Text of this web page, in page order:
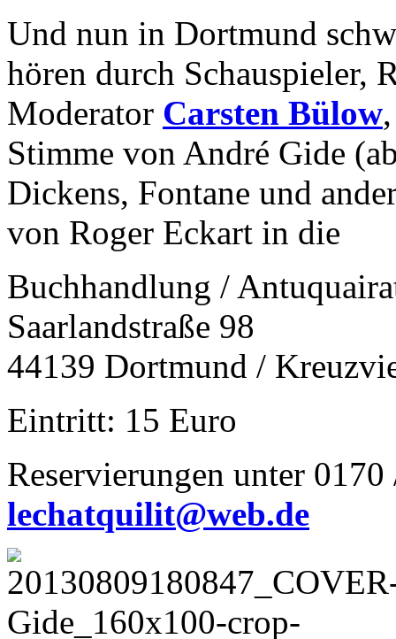
Und nun in Dortmund
hören durch Schauspieler,
Moderator Carsten Bülow
Stimme von André Gide
Dickens, Fontane und
von Roger Eckart in die
Buchhandlung /
Saarlandstraße 98
44139 Dortmund /
Eintritt: 15 Euro
Reservierungen unter
lechatquilit@web.de